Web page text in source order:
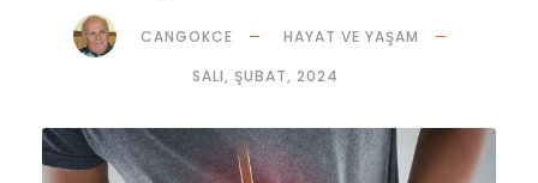
CANGOKCE
HAYAT VE YAŞAM
SALI, ŞUBAT, 2024